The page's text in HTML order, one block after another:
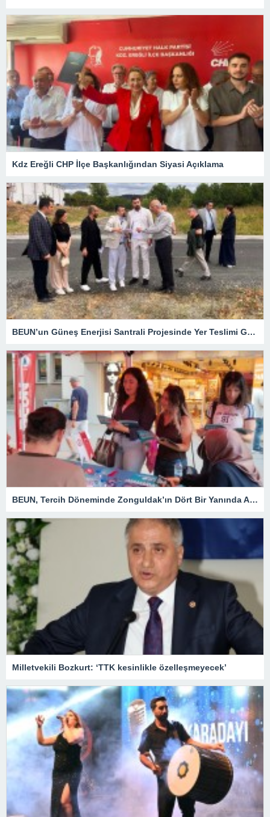
Kdz Ereğli CHP İlçe Başkanlığından Siyasi Açıklama
BEUN’un Güneş Enerjisi Santrali Projesinde Yer Teslimi Gerçekleştirildi
BEUN, Tercih Döneminde Zonguldak’ın Dört Bir Yanında Aday Öğrencilerle Buluşuyor
Milletvekili Bozkurt: ‘TTK kesinlikle özelleşmeyecek’